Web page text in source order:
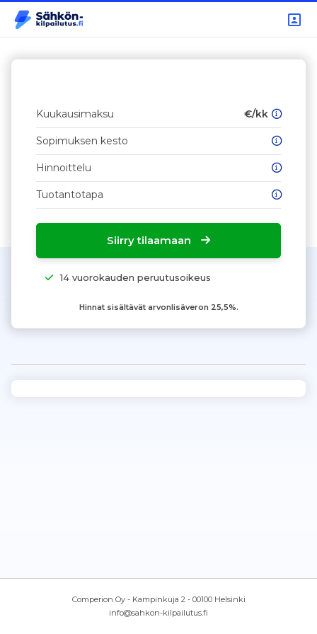
Kuukausimaksu €/kk
Sopimuksen kesto
Hinnoittelu
Tuotantotapa
Siirry tilaamaan
14 vuorokauden peruutusoikeus
Hinnat sisältävät arvonlisäveron 25,5%.
Comperion Oy - Kampinkuja 2 - 00100 Helsinki
info@sahkon-kilpailutus.fi